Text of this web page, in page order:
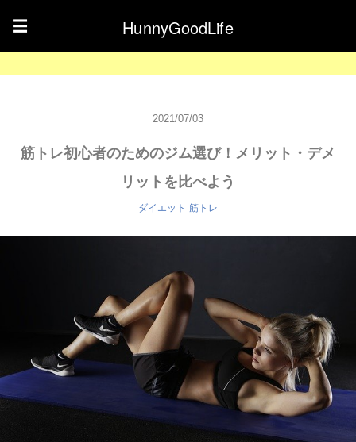
☰ HunnyGoodLife
2021/07/03
筋トレ初心者のためのジム選び！メリット・デメ
リットを比べよう
ダイエット 筋トレ